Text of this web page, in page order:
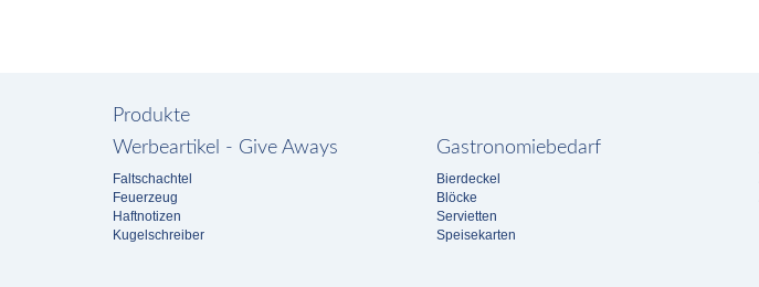
Produkte
Werbeartikel - Give Aways
Faltschachtel
Feuerzeug
Haftnotizen
Kugelschreiber
Gastronomiebedarf
Bierdeckel
Blöcke
Servietten
Speisekarten